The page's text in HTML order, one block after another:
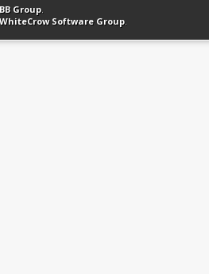
Group.
WhiteCrow Software Group.